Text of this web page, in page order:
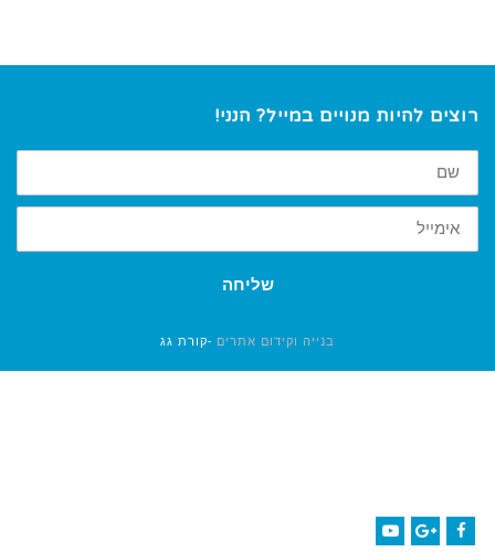
רוצים להיות מנויים במייל? הנני!
שם
דוא"ל
שליחה
בנייה וקידום אתרים -קורת גג